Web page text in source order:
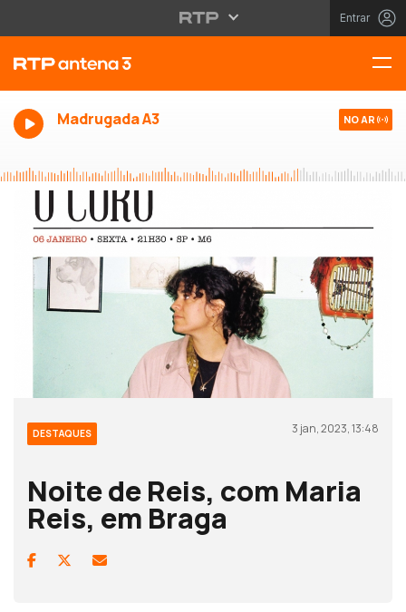
Entrar
Madrugada A3 NO AR
DESTAQUES 3 jan, 2023, 13:48
Noite de Reis, com Maria
Reis, em Braga